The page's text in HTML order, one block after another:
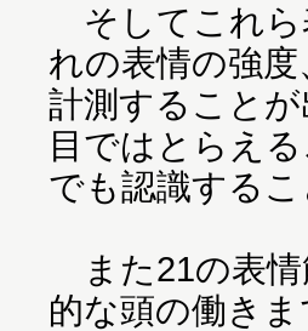
そしてこれら
れの表情の強
計測すること
目ではとらえ
でも認識する
また21の表情
的な頭の働き